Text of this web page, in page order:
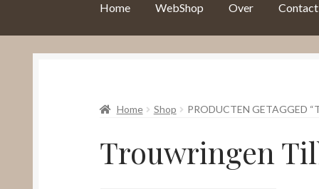
Home WebShop Over Contact
Home Shop PRODUCTEN GETAGGED
Trouwringen